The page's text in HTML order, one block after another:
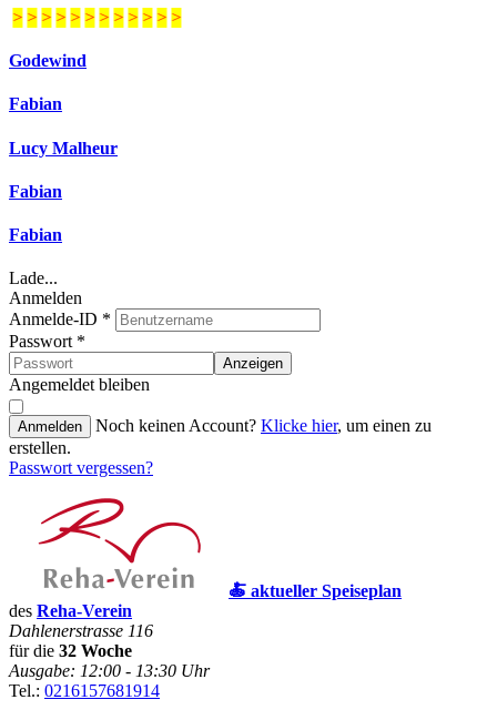
> > > > > > > > > > > >
Godewind
Fabian
Lucy Malheur
Fabian
Fabian
Lade...
Anmelden
Anmelde-ID *
Passwort*
Anzeigen
Angemeldet bleiben
Anmelden Noch keinen Account? Klicke hier, um einen zu
erstellen.
Passwort vergessen?
🍝 aktueller Speiseplan
des Reha-Verein
Dahlenerstrasse 116
für die 32 Woche
Ausgabe: 12:00 - 13:30 Uhr
Tel.: 0216157681914